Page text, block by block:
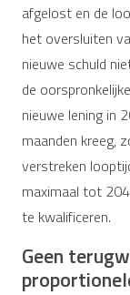
afgelost en de
het oversluiten
nieuwe schuld
de
nieuwe lening in
maanden kreeg,
verstreken
maximaal tot
te kwalificeren.
Geen